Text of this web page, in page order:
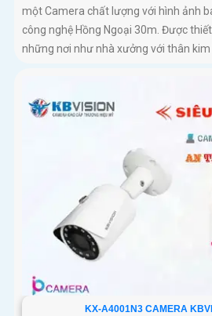
một Camera chất lượng với hình ảnh
công nghệ Hồng Ngoại 30m. Được
những nơi như nhà xưởng với thân kim
KX-A4001N3 CAMERA